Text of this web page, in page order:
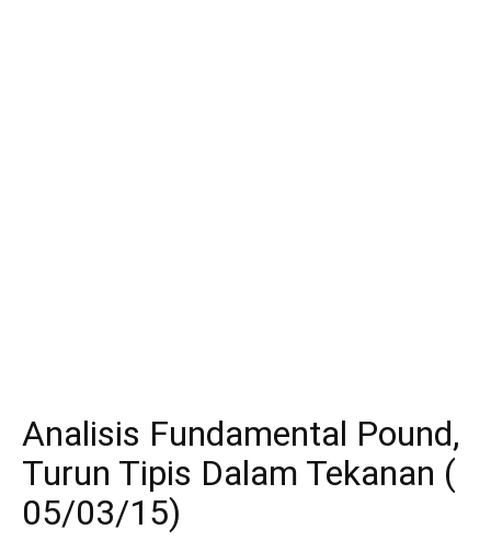
Analisis Fundamental Pound,
Turun Tipis Dalam Tekanan (
05/03/15)